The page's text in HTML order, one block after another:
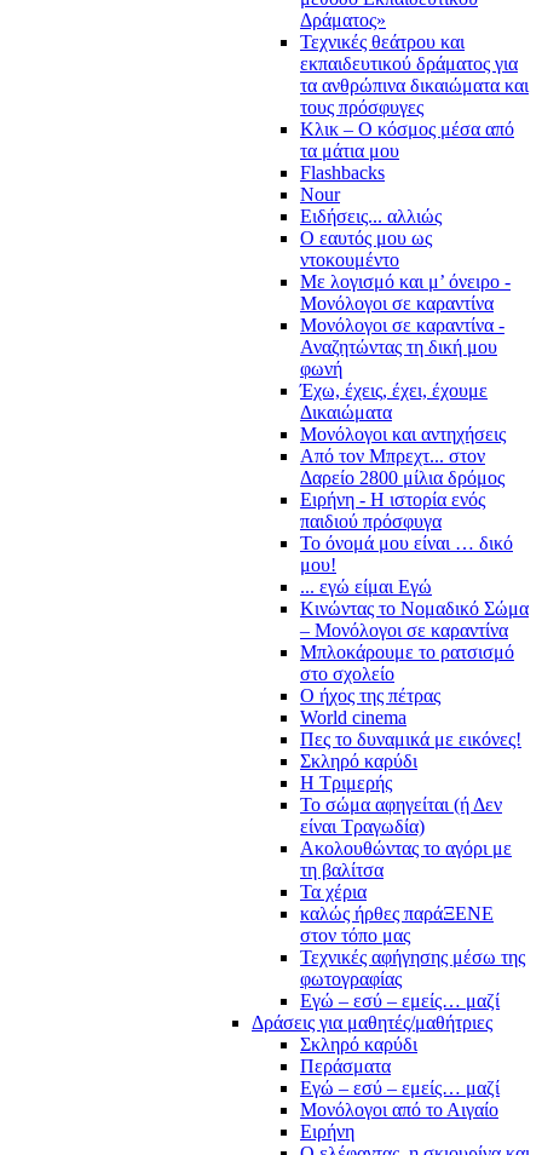
Δράματος»
Τεχνικές θεάτρου και
εκπαιδευτικού δράματος για
τα ανθρώπινα δικαιώματα και
τους πρόσφυγες
Κλικ – Ο κόσμος μέσα από
τα μάτια μου
Flashbacks
Nour
Ειδήσεις... αλλιώς
Ο εαυτός μου ως
ντοκουμέντο
Με λογισμό και μ’ όνειρο -
Μονόλογοι σε καραντίνα
Μονόλογοι σε καραντίνα -
Αναζητώντας τη δική μου
φωνή
Έχω, έχεις, έχει, έχουμε
Δικαιώματα
Μονόλογοι και αντηχήσεις
Από τον Μπρεχτ... στον
Δαρείο 2800 μίλια δρόμος
Ειρήνη - Η ιστορία ενός
παιδιού πρόσφυγα
Το όνομά μου είναι … δικό
μου!
... εγώ είμαι Εγώ
Κινώντας το Νομαδικό Σώμα
– Μονόλογοι σε καραντίνα
Μπλοκάρουμε το ρατσισμό
στο σχολείο
Ο ήχος της πέτρας
World cinema
Πες το δυναμικά με εικόνες!
Σκληρό καρύδι
Η Τριμερής
Το σώμα αφηγείται (ή Δεν
είναι Τραγωδία)
Ακολουθώντας το αγόρι με
τη βαλίτσα
Τα χέρια
καλώς ήρθες παράΞΕΝΕ
στον τόπο μας
Τεχνικές αφήγησης μέσω της
φωτογραφίας
Εγώ – εσύ – εμείς… μαζί
Δράσεις για μαθητές/μαθήτριες
Σκληρό καρύδι
Περάσματα
Εγώ – εσύ – εμείς… μαζί
Μονόλογοι από το Αιγαίο
Ειρήνη